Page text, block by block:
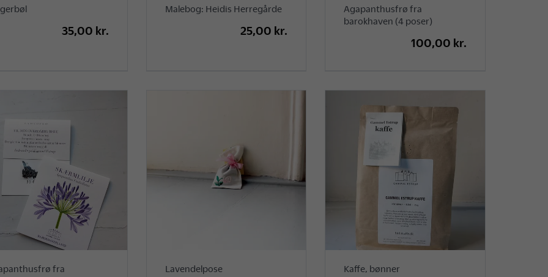
35,00 kr.
Malebog: Heidis Herregårde
25,00 kr.
Agapanthusfrø fra
barokhaven (4 poser)
100,00 kr.
fra
Lavendelpose Kaffe, bønner